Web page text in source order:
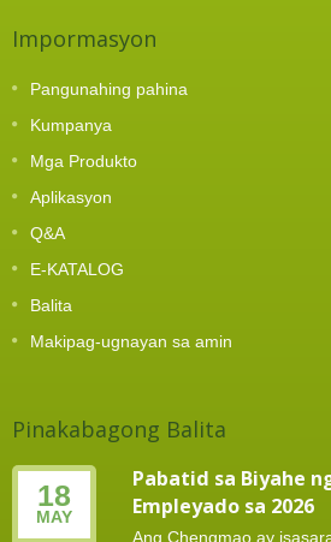
Impormasyon
Pangunahing pahina
Kumpanya
Mga Produkto
Aplikasyon
Q&A
E-KATALOG
Balita
Makipag-ugnayan sa amin
Pinakabagong Balita
18
MAY
Pabatid sa Biyahe
Empleyado sa 2026
Ang Chengmao ay